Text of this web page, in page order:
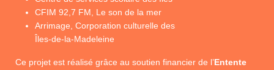
CFIM 92,7 FM, Le son de la mer
Arrimage, Corporation culturelle des
Îles-de-la-Madeleine
Ce projet est réalisé grâce au soutien financier de l’Entente